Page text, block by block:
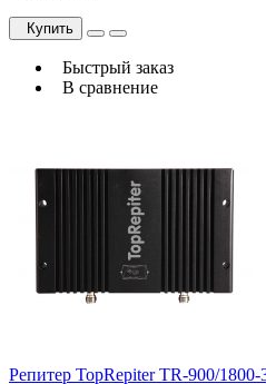
Купить
Быстрый заказ
В сравнение
Репитер TopRepiter TR-900/1800-